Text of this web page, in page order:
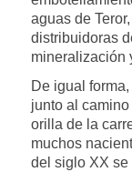
aguas de
distribuidoras
mineralización
De igual
junto al
orilla de la
muchos
del siglo XX